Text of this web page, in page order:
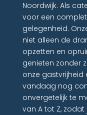
Noordwijk. Als
voor een
gelegenheid.
niet alleen de
opzetten en
genieten zonder
onze
vandaag nog
onvergetelijk te
van A tot Z, zodat